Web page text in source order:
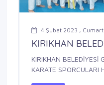
4 Şubat 2023 ,
KIRIKHAN
KIRIKHAN BELEDİYESİ
KARATE SPORCULARI